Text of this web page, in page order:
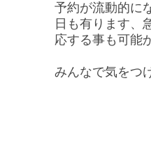
予約が流動的に
日も有ります、
応する事も可能
みんなで気をつ